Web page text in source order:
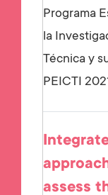
Programa
la
Técnica y
PEICTI
assess